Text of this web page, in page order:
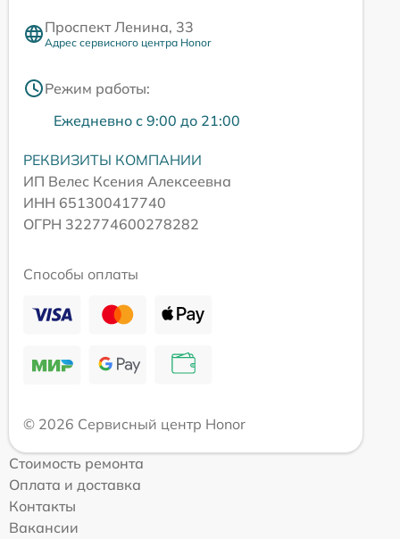
Проспект Ленина, 33
Адрес сервисного центра Honor
Режим работы:
Ежедневно с 9:00 до 21:00
РЕКВИЗИТЫ КОМПАНИИ
ИП Велес Ксения Алексеевна
ИНН 651300417740
ОГРН 322774600278282
Способы оплаты
© 2026 Сервисный центр Honor
Стоимость ремонта
Оплата и доставка
Контакты
Вакансии